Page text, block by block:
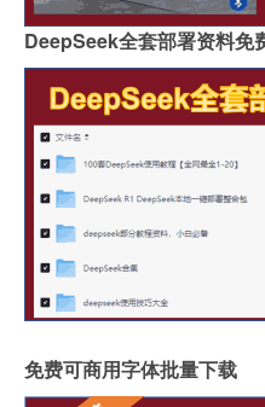
DeepSeek全套部署资料免
免费可商用字体批量下载